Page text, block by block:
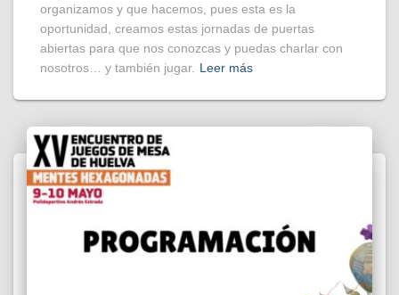
organizamos y que hacemos, pues esta es la
oportunidad, creamos estas jornadas de puertas
abiertas para que nos conozcas y puedas charlar con
nosotros… y también jugar. Leer más